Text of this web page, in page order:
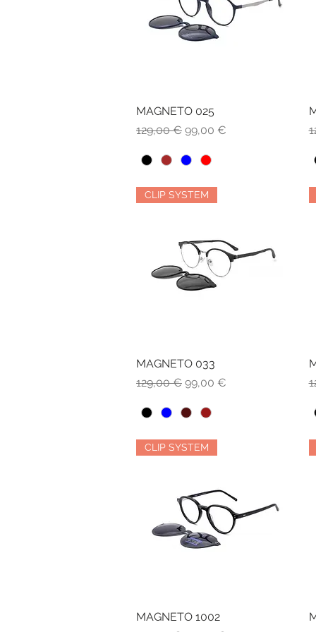
Vista rapida
MAGNETO 025
Prezzo regolare
129,00 € Prezzo scontato
99,00 €
Vista rapida
CLIP SYSTEM
MAGNETO 033
Prezzo regolare
129,00 € Prezzo scontato
99,00 €
Vista rapida
CLIP SYSTEM
MAGNETO 1002